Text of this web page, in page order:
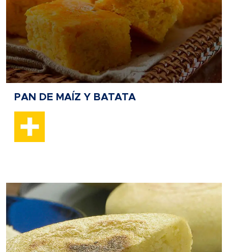
PAN DE MAÍZ Y BATATA